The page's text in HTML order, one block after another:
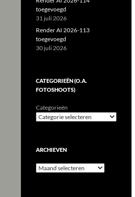
toegevoegd
31 juli 2026
Render AI 2026-113
toegevoegd
30 juli 2026
CATEGORIEËN (O.A.
FOTOSHOOTS)
Categorieën
ARCHIEVEN
Archieven